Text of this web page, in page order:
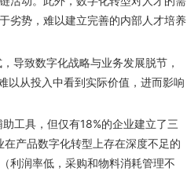
劣势，难以建立完善的内部人才培养
导致数字化战略与业务发展脱节，
以从投入中看到实际价值，进而影响
工具，但仅有18%的企业建立了三
产品数字化转型上存在深度不足的
利润率低，采购和物料消耗管理不